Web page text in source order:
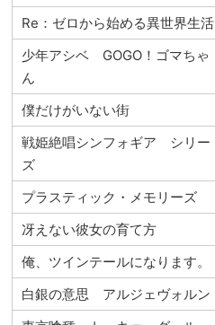
Re：ゼロから始める異世界生活
少年アシベ GOGO！ゴマちゃ
ん
僕だけがいない街
戦姫絶唱シンフォギア シリー
ズ
プラスティック・メモリーズ
冴えない彼女の育て方
俺、ツインテールになります。
白銀の意思 アルジェヴォルン